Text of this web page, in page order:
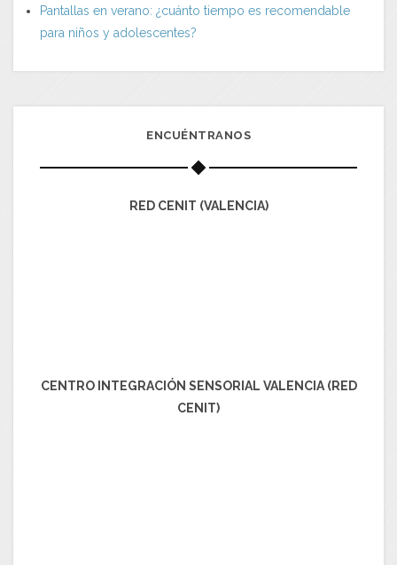
Pantallas en verano: ¿cuánto tiempo es recomendable
para niños y adolescentes?
ENCUÉNTRANOS
RED CENIT (VALENCIA)
CENTRO INTEGRACIÓN SENSORIAL VALENCIA (RED
CENIT)